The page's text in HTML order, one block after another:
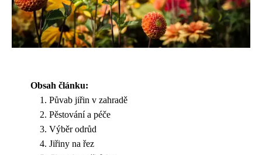
Obsah článku:
Půvab jiřin v zahradě
Pěstování a péče
Výběr odrůd
Jiřiny na řez